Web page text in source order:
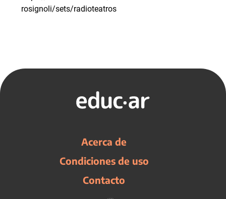
rosignoli/sets/radioteatros
Acerca de
Condiciones de uso
Contacto